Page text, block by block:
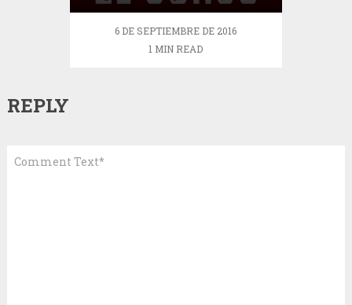
6 DE SEPTIEMBRE DE 2016
1 MIN READ
REPLY